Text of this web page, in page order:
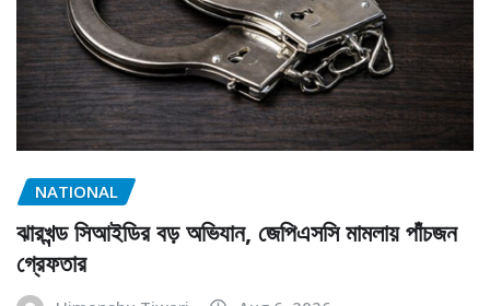
NATIONAL
ঝারখন্ড সিআইডির বড় অভিযান, জেপিএসসি মামলায় পাঁচজন
গ্রেফতার